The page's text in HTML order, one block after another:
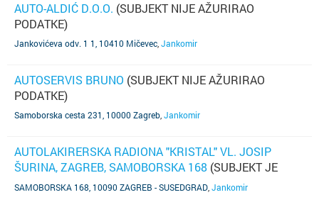
AUTO-ALDIĆ D.O.O. (SUBJEKT NIJE AŽURIRAO
PODATKE)
Jankovićeva odv. 1 1, 10410 Mičevec Jankomir
AUTOSERVIS BRUNO (SUBJEKT NIJE AŽURIRAO
PODATKE)
Samoborska cesta 231, 10000 Zagreb Jankomir
AUTOLAKIRERSKA RADIONA "KRISTAL" VL. JOSIP
ŠURINA, ZAGREB, SAMOBORSKA 168 (SUBJEKT JE
UGAŠEN)
SAMOBORSKA 168, 10090 ZAGREB - SUSEDGRAD Jankomir